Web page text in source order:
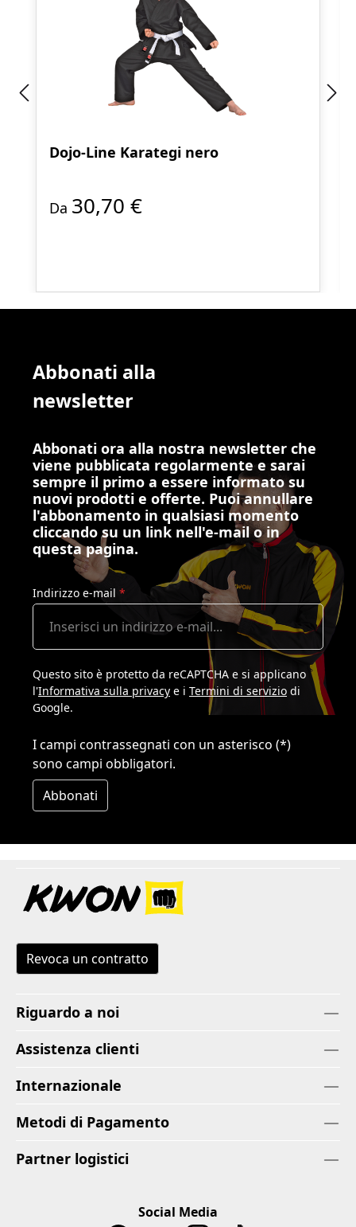
Dojo-Line Karategi nero
Da 30,70 €
Abbonati alla
newsletter
Abbonati ora alla nostra newsletter che
viene pubblicata regolarmente e sarai
sempre il primo a essere informato su
nuovi prodotti e offerte. Puoi annullare
l'abbonamento in qualsiasi momento
cliccando su un link nell'e-mail o in
questa pagina.
Indirizzo e-mail *
Questo sito è protetto da reCAPTCHA e si applicano
l'Informativa sulla privacy e i Termini di servizio di
Google.
I campi contrassegnati con un asterisco (*)
sono campi obbligatori.
Abbonati
Revoca un contratto
Riguardo a noi
Assistenza clienti
Internazionale
Metodi di Pagamento
Partner logistici
Social Media